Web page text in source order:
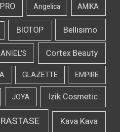
AMIKA
Angelica
Bellisimo
BIOTOP
Cortex Beauty
EMPIRE
GLAZETTE
Izik Cosmetic
JOYA
Kava Kava